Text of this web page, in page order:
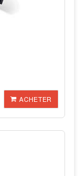
ACHETER